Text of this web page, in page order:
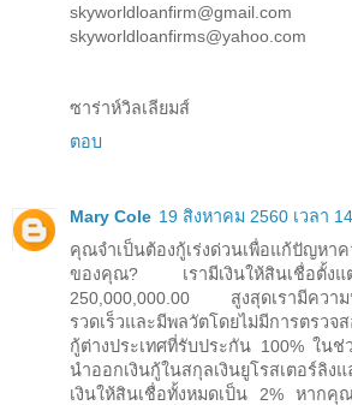
skyworldloanfirm@gmail.com
skyworldloanfirms@yahoo.com
ซาร่าห์วิลเลียมส์
ตอบ
Mary Cole 19 สิงหาคม 2560 เวลา
คุณจำเป็นต้องกู้เร่งด่วนเพื่อแก้ปัญหาค
ของคุณ? เรามีเงินให้สินเชื่อ
250,000,000.00 สูงสุดเรามีความ
รวดเร็วและมีพลวัตโดยไม่มีการตรวจ
กู้ต่างประเทศที่รับประกัน 100% ในช่
นำออกเงินกู้ในสกุลเงินยูโรสเตอร์ลิง
เงินให้สินเชื่อทั้งหมดเป็น 2% หากคุ